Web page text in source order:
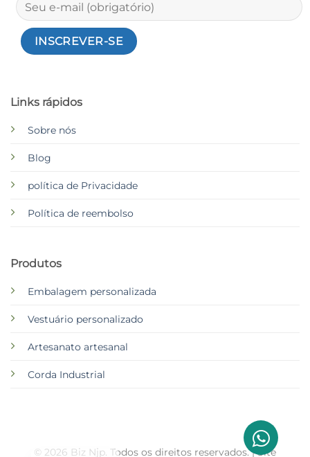
Links rápidos
Sobre nós
Blog
política de Privacidade
Política de reembolso
Produtos
Embalagem personalizada
Vestuário personalizado
Artesanato artesanal
Corda Industrial
© 2026 Biz Njp. Todos os direitos reservados. | Site